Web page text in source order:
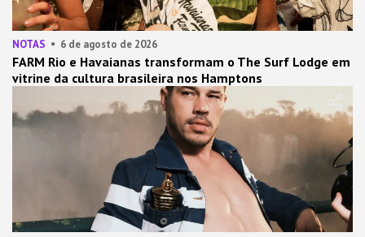
NOTAS 6 de agosto de 2026
FARM Rio e Havaianas transformam o The Surf Lodge em
vitrine da cultura brasileira nos Hamptons